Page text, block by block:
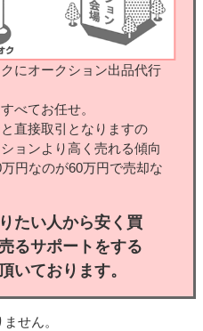
にオークション出品代行
べてお任せ。
直接取引となりますの
ョンより高く売れる傾向
円なのが60万円で売却な
たい人から安く買
るサポートをする
いております。
せん。